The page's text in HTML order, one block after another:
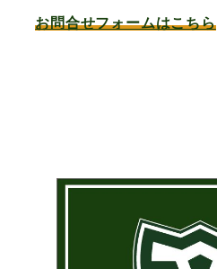
お問合せフォームはこちら